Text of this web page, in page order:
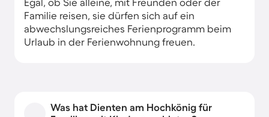
Familie reisen, sie dürfen sich auf ein
abwechslungsreiches Ferienprogramm beim
Urlaub in der Ferienwohnung freuen.
Was hat Dienten am Hochkönig für